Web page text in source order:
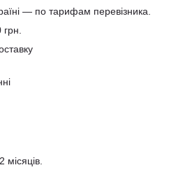
— по тарифам перевізника.
місяців.